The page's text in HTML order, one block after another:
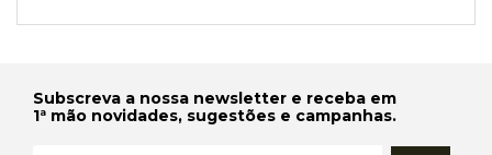
Subscreva a nossa newsletter e receba em
1ª mão novidades, sugestões e campanhas.